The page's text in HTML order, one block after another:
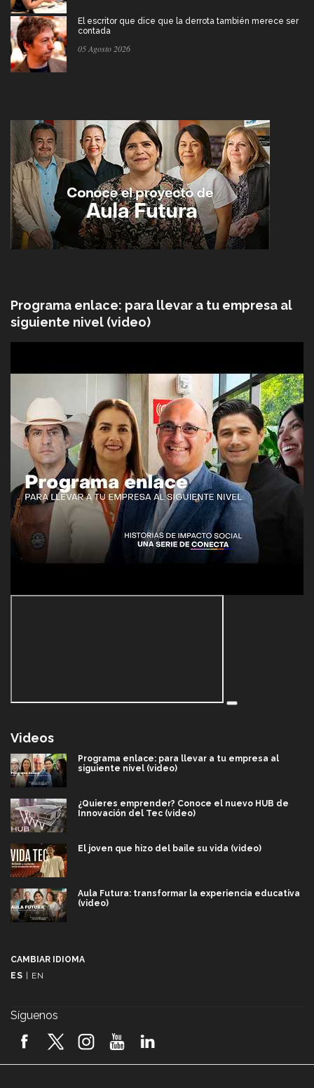
El escritor que dice que la derrota también merece ser
contada
05 Agosto 2026
Programa enlace: para llevar a tu empresa al
siguiente nivel (video)
Videos
Programa enlace: para llevar a tu empresa al
siguiente nivel (video)
¿Quieres emprender? Conoce el nuevo HUB de
Innovación del Tec (video)
El joven que hizo del baile su vida (video)
Aula Futura: transformar la experiencia educativa
(video)
2026! (video)
CAMBIAR IDIOMA
ES
EN
Síguenos